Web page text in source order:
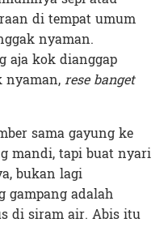
di tempat umum
nyaman.
aja kok dianggap
nyaman,rese banget
sama gayung ke
mandi, tapi buat nyari
bukan lagi
gampang adalah
di siram air. Abis itu